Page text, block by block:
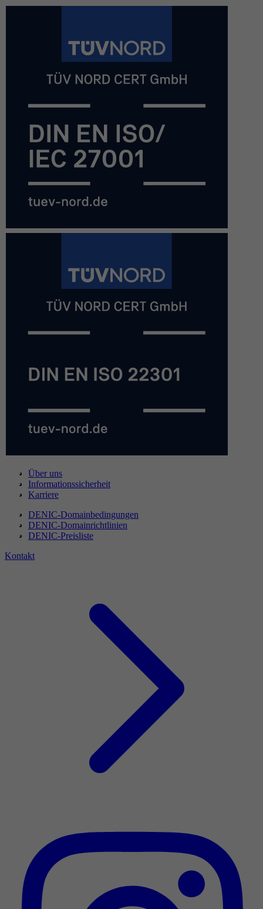
Über uns
Informationssicherheit
Karriere
DENIC-Domainbedingungen
DENIC-Domainrichtlinien
DENIC-Preisliste
Kontakt